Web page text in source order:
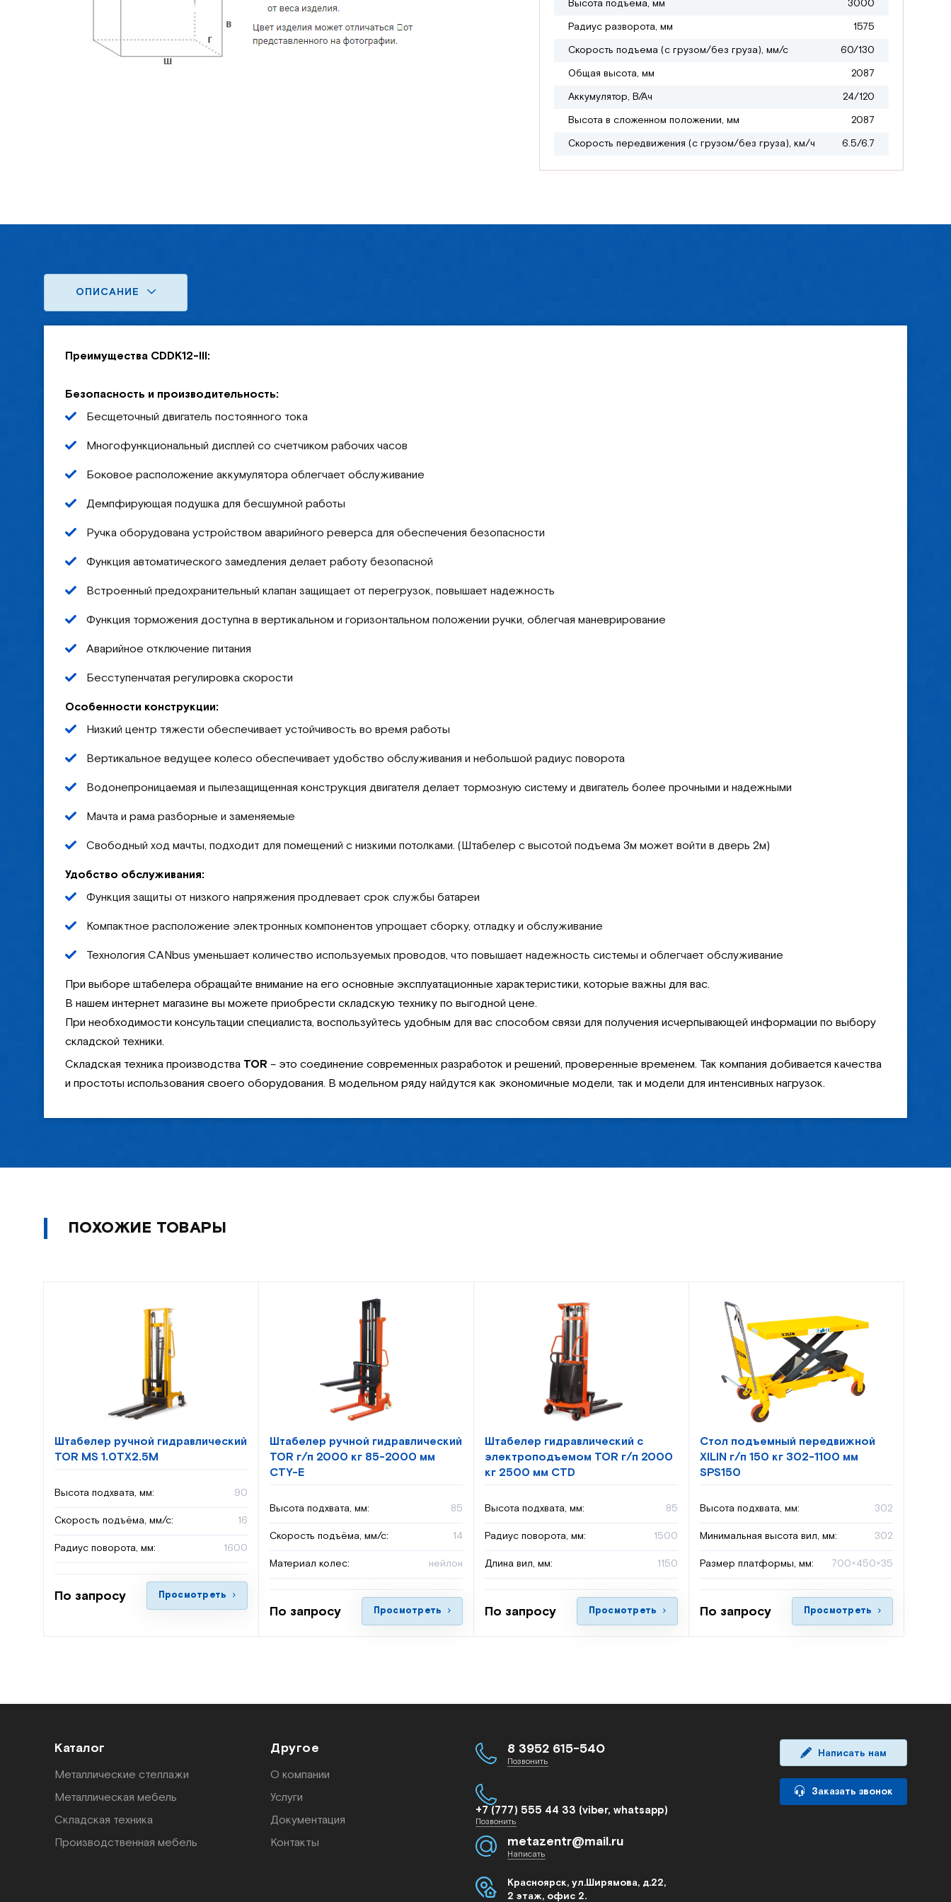
Высота подъема, мм
3000
Радиус разворота, мм
1575
Скорость подъема (с грузом/без груза), мм/с
60/130
Общая высота, мм
2087
Аккумулятор, В/Ач
24/120
Высота в сложенном положении, мм
2087
Скорость передвижения (с грузом/без груза), км/ч
6.5/6.7
ОПИСАНИЕ
Преимущества CDDK12-III:
Безопасность и производительность:
Бесщеточный двигатель постоянного тока
Многофункциональный дисплей со счетчиком рабочих часов
Боковое расположение аккумулятора облегчает обслуживание
Демпфирующая подушка для бесшумной работы
Ручка оборудована устройством аварийного реверса для обеспечения безопасности
Функция автоматического замедления делает работу безопасной
Встроенный предохранительный клапан защищает от перегрузок, повышает надежность
Функция торможения доступна в вертикальном и горизонтальном положении ручки, облегчая маневрирование
Аварийное отключение питания
Бесступенчатая регулировка скорости
Особенности конструкции:
Низкий центр тяжести обеспечивает устойчивость во время работы
Вертикальное ведущее колесо обеспечивает удобство обслуживания и небольшой радиус поворота
Водонепроницаемая и пылезащищенная конструкция двигателя делает тормозную систему и двигатель более прочными и надежными
Мачта и рама разборные и заменяемые
Свободный ход мачты, подходит для помещений с низкими потолками. (Штабелер с высотой подъема 3м может войти в дверь 2м)
Удобство обслуживания:
Функция защиты от низкого напряжения продлевает срок службы батареи
Компактное расположение электронных компонентов упрощает сборку, отладку и обслуживание
Технология CANbus уменьшает количество используемых проводов, что повышает надежность системы и облегчает обслуживание
При выборе штабелера обращайте внимание на его основные эксплуатационные характеристики, которые важны для вас.
В нашем интернет магазине вы можете приобрести складскую технику по выгодной цене.
При необходимости консультации специалиста, воспользуйтесь удобным для вас способом связи для получения исчерпывающей информации по выбору
складской техники.
Складская техника производства TOR – это соединение современных разработок и решений, проверенные временем. Так компания добивается качества
и простоты использования своего оборудования. В модельном ряду найдутся как экономичные модели, так и модели для интенсивных нагрузок.
ПОХОЖИЕ ТОВАРЫ
Штабелер ручной гидравлический
TOR MS 1.0TX2.5M
Высота подхвата, мм: 90
Скорость подъёма, мм/с: 16
Радиус поворота, мм: 1600
По запросу Просмотреть
Штабелер ручной гидравлический
TOR г/п 2000 кг 85-2000 мм
CTY-E
Высота подхвата, мм: 85
Скорость подъёма, мм/с: 14
Материал колес: нейлон
По запросу Просмотреть
Штабелер гидравлический с
электроподъемом TOR г/п 2000
кг 2500 мм CTD
Высота подхвата, мм: 85
Радиус поворота, мм: 1500
Длина вил, мм: 1150
По запросу Просмотреть
Стол подъемный передвижной
XILIN г/п 150 кг 302-1100 мм
SPS150
Высота подхвата, мм: 302
Минимальная высота вил, мм: 302
Размер платформы, мм: 700×450×35
По запросу Просмотреть
Каталог
Металлические стеллажи
Металлическая мебель
Складская техника
Производственная мебель
Другое
О компании
Услуги
Документация
Контакты
8 3952 615-540
Позвонить
+7 (777) 555 44 33 (viber, whatsapp)
Позвонить
metazentr@mail.ru
Написать
Красноярск, ул.Ширямова, д.22,
2 этаж, офис 2.
Написать нам
Заказать звонок